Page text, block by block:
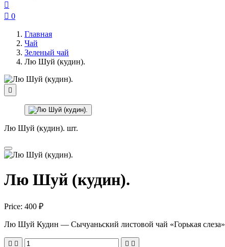

 0
Главная
Чай
Зеленый чай
Лю Шуй (кудин).

Лю Шуй (кудин). шт.
Лю Шуй (кудин).
Price: 400 ₽
Лю Шуй Кудин — Сычуаньский листовой чай «Горькая слеза»
   